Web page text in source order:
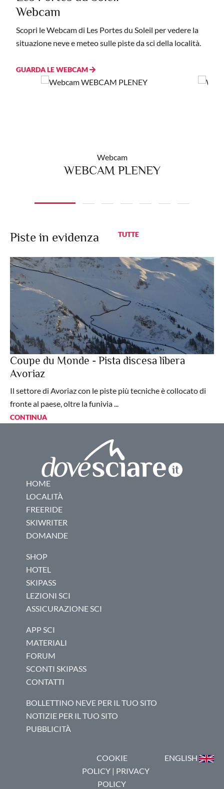
Webcam
Scopri le Webcam di Les Portes du Soleil per vedere la
situazione neve e meteo sulle piste da sci della località.
GUARDA LE WEBCAM
Webcam
WEBCAM PLENEY
Piste in evidenza TUTTE
Coupe du Monde - Pista discesa libera
Avoriaz
Il settore di Avoriaz con le piste più tecniche è collocato di
fronte al paese, oltre la funivia ...
CONTINUA
HOME
LOCALITÀ
FREERIDE
SKIWRITER
DOMANDE
SHOP
HOTEL
SKIPASS
LEZIONI SCI
ASSICURAZIONE SCI
APP SCI
MATERIALI
FORUM
SCONTI SKIPASS
CONTATTI
BOLLETTINO NEVE PER IL TUO SITO
NOTIZIE PER IL TUO SITO
PUBBLICITÀ
COOKIE
POLICY| PRIVACY
POLICY
ENGLISH